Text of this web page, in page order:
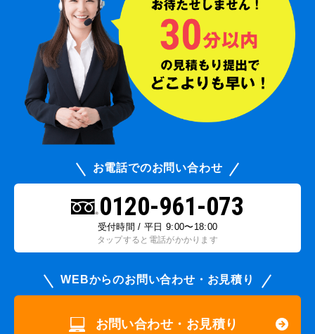
お電話でのお問い合わせ
0120-961-073
受付時間 / 平日 9:00〜18:00
タップすると電話がかかります
WEBからのお問い合わせ・お見積り
お問い合わせ・お見積り